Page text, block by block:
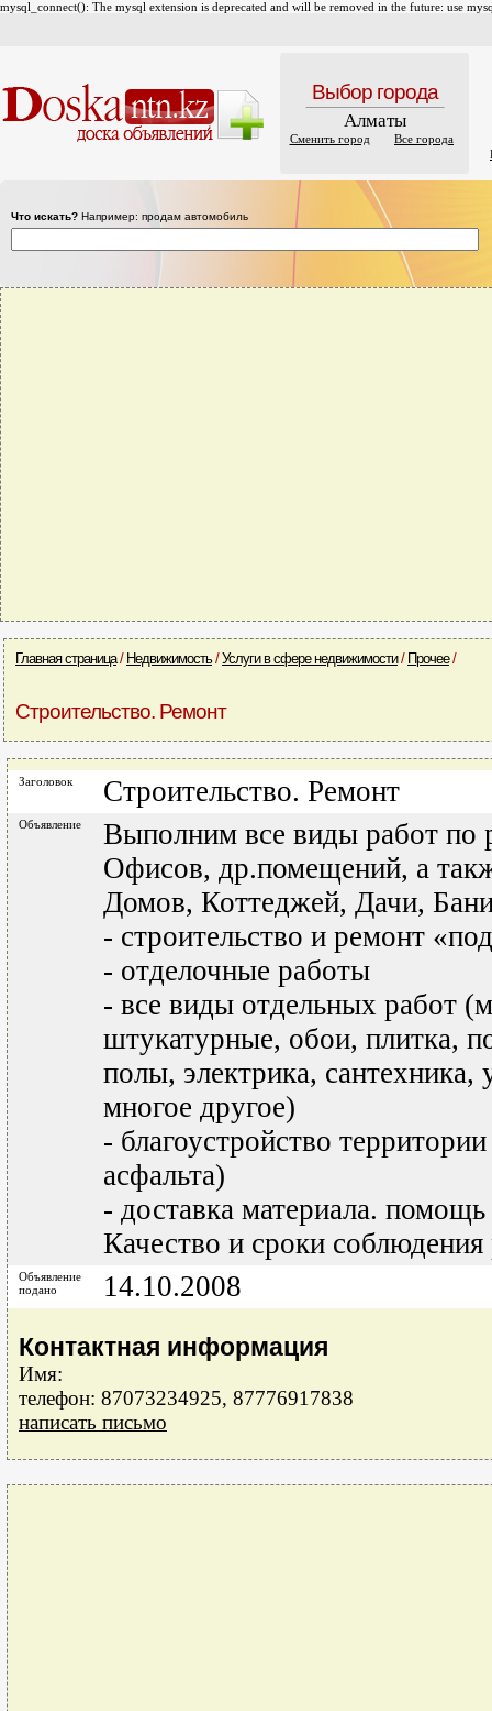
mysql_connect(): The mysql extension is deprecated and will be removed in the future: use
Выбор города
Алматы
Сменить город
Все города
Что искать? Например: продам автомобиль
Главная страница/ Недвижимость/Услуги в сфере недвижимости/ Прочее/
Строительство. Ремонт
Заголовок Строительство. Ремонт
Объявление
Выполним все виды работ по
Офисов, др.помещений, а
Домов, Коттеджей, Дачи,
- строительство и ремонт
- отделочные работы
- все виды отдельных работ
штукатурные, обои, плитка,
полы, электрика, сантехника,
многое другое)
- благоустройство
асфальта)
- доставка материала.
Качество и сроки
Объявление
подано
14.10.2008
Контактная информация
Имя:
телефон: 87073234925, 87776917838
написать письмо